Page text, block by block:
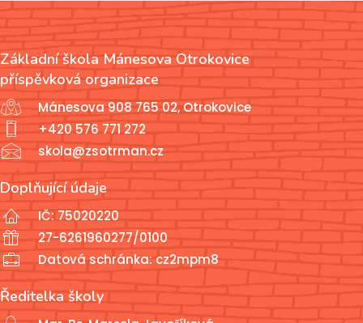
Základní škola Mánesova Otrokovice
příspěvková organizace
Mánesova 908 765 02, Otrokovice
+420 576 771 272
skola@zsotrman.cz
Doplňující údaje
IČ: 75020220
27-6261960277/0100
Datová schránka: cz2mpm8
Ředitelka školy